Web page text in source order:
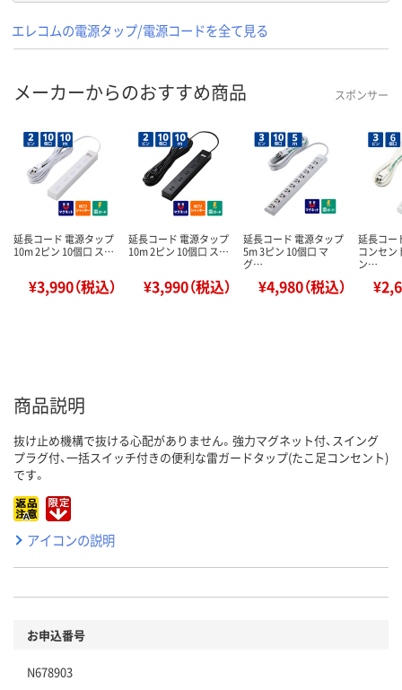
エレコムの電源タップ/電源コードを全て見る
メーカーからのおすすめ商品 スポンサー
延長コード 電源タップ
10m 2ピン 10個口 ス…
¥3,990（税込）
延長コード 電源タップ
10m 2ピン 10個口 ス…
¥3,990（税込）
延長コード 電源タップ
5m 3ピン 10個口 マ
グ…
¥4,980（税込）
延長コー
コンセン
ン…
商品説明
抜け止め機構で抜ける心配がありません。強力マグネット付、スイング
プラグ付、一括スイッチ付きの便利な雷ガードタップ(たこ足コンセント)
です。
アイコンの説明
お申込番号
N678903